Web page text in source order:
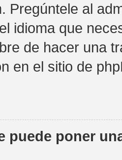
Pregúntele al
idioma que
de hacer una
en el sitio de
puede poner